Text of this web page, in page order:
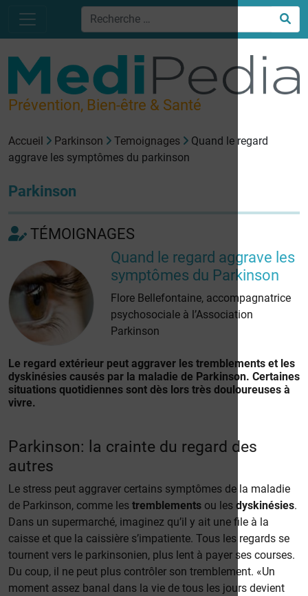
Prévention, Bien-être & Santé
Accueil Parkinson Temoignages
Quand le regard
aggrave les symptômes du parkinson
Parkinson
TÉMOIGNAGES
Quand le regard aggrave les
symptômes du Parkinson
Flore Bellefontaine, accompagnatrice
psychosociale à l’Association
Parkinson
Le regard extérieur peut aggraver les tremblements et les
dyskinésies causés par la maladie de Parkinson. Certaines
situations quotidiennes sont dès lors très douloureuses à
vivre.
Parkinson: la crainte du regard des
autres
Le stress peut aggraver certains symptômes de la maladie
de Parkinson, comme les tremblements ou les dyskinésies.
Dans un supermarché, imaginez qu’il y ait une file à la
caisse et que la caissière s’impatiente. Tous les regards se
tournent vers le parkinsonien, plus lent à payer ses courses.
Du coup, il ne peut plus contrôler son tremblement. «Un
moment assez banal dans la vie de tous les jours devient